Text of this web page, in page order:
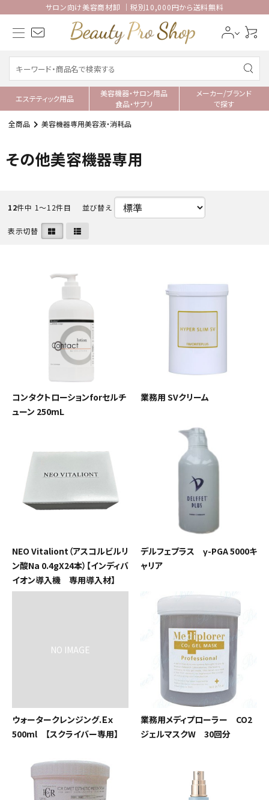
サロン向け美容商材卸 ｜税別10,000円から送料無料
エステティック用品
美容機器・サロン用品
食品・サプリ
メーカー/ブランド
で探す
ACCOUNT MENU
ようこそ ゲスト 様
ログイン
高評価商品
美容機器・アイテム・サプリメント
メーカー・ブランドから探す
092-481-6557
営業時間 - 10:00-17:00 休-土日祝
全商品 美容機器専用美容液・消耗品
その他美容機器専用
12件中 1〜12件目 並び替え
表示切替
コンタクトローションforセルチ
ューン 250mL
業務用 SVクリーム
NEO Vitaliont（アスコルビルリ
ン酸Na 0.4gX24本）【インディバ
イオン導入機 専用導入材】
デルフェプラス γ-PGA 5000キ
ャリア
ウォータークレンジング.Ｅｘ
500ml 【スクライバー専用】
業務用メディプローラー CO2
ジェルマスクW 30回分